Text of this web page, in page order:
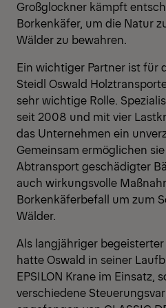
Großglockner kämpft
Borkenkäfer, um die Natur
Wälder zu bewahren.
Ein wichtiger Partner ist für
Steidl Oswald
sehr wichtige Rolle.
seit 2008 und mit vier
das Unternehmen ein
Gemeinsam ermöglichen
Abtransport geschädigter
auch wirkungsvolle
Borkenkäferbefall um zum
Wälder.
Als langjähriger begeisterter
hatte Oswald in seiner
EPSILON Krane im Einsatz,
verschiedene